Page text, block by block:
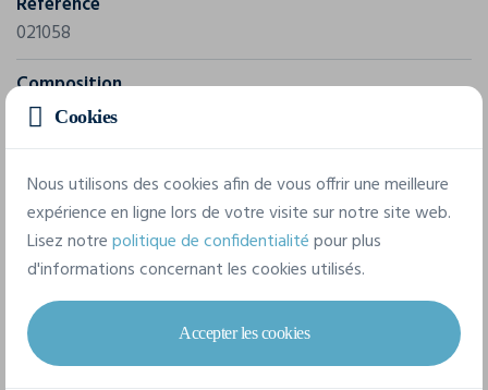
021058
Composition
80% coton, 20% polyester
7 tailles disponibles
XS S M L XL
Cookies
Nous utilisons des cookies afin de vous offrir une meilleure
expérience en ligne lors de votre visite sur notre site web.
Lisez notrepolitique de confidentialitépour plus
d'informations concernant les cookies utilisés.
Accepter les cookies